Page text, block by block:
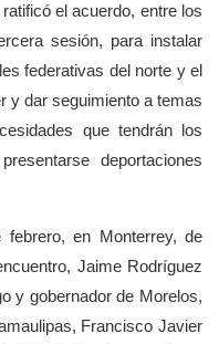
el acuerdo, entre los
sesión, para instalar
federativas del norte y el
y dar seguimiento a temas
que tendrán los
deportaciones
en Monterrey, de
Jaime Rodríguez
y gobernador de Morelos,
Francisco Javier